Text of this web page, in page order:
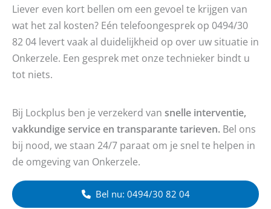
Liever even kort bellen om een gevoel te krijgen van
wat het zal kosten? Eén telefoongesprek op 0494/30
82 04 levert vaak al duidelijkheid op over uw situatie in
Onkerzele. Een gesprek met onze technieker bindt u
tot niets.
Bij Lockplus ben je verzekerd van snelle interventie,
vakkundige service en transparante tarieven. Bel ons
bij nood, we staan 24/7 paraat om je snel te helpen in
de omgeving van Onkerzele.
Bel nu: 0494/30 82 04